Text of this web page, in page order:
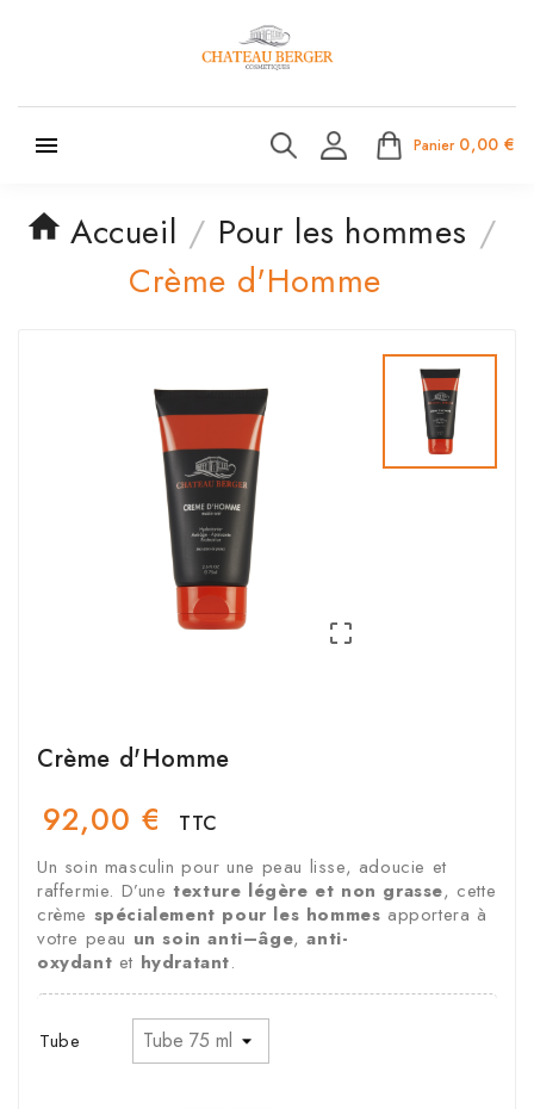
 Panier 0,00 €
Accueil
Pour les hommes
Crème d'Homme

Crème d'Homme
92,00 € TTC
Un soin masculin pour une peau lisse, adoucie et
raffermie. D’unetexture légère et non grasse, cette
crème spécialement pour les hommes apportera à
votre peau un soin anti–âge,anti-
oxydant et hydratant.
Tube